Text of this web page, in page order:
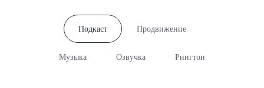
Подкаст Продвижение
Музыка Озвучка Рингтон